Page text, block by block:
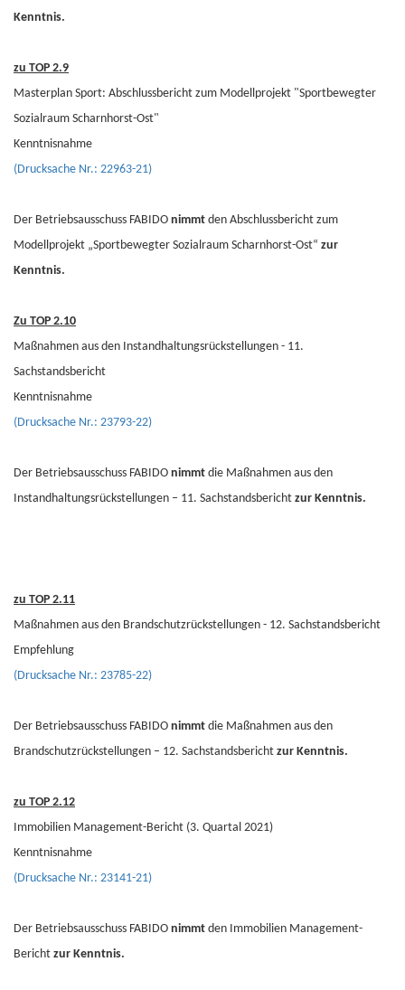
Kenntnis.
zu TOP 2.9
Masterplan Sport: Abschlussbericht zum Modellprojekt "Sportbewegter
Sozialraum Scharnhorst-Ost"
Kenntnisnahme
(Drucksache Nr.: 22963-21)
Der Betriebsausschuss FABIDO nimmt den Abschlussbericht zum
Modellprojekt „Sportbewegter Sozialraum Scharnhorst-Ost“ zur
Kenntnis.
Zu TOP 2.10
Maßnahmen aus den Instandhaltungsrückstellungen - 11.
Sachstandsbericht
Kenntnisnahme
(Drucksache Nr.: 23793-22)
Der Betriebsausschuss FABIDO nimmt die Maßnahmen aus den
Instandhaltungsrückstellungen – 11. Sachstandsbericht zur Kenntnis.
zu TOP 2.11
Maßnahmen aus den Brandschutzrückstellungen - 12. Sachstandsbericht
Empfehlung
(Drucksache Nr.: 23785-22)
Der Betriebsausschuss FABIDO nimmt die Maßnahmen aus den
Brandschutzrückstellungen – 12. Sachstandsbericht zur Kenntnis.
zu TOP 2.12
Immobilien Management-Bericht (3. Quartal 2021)
Kenntnisnahme
(Drucksache Nr.: 23141-21)
Der Betriebsausschuss FABIDO nimmt den Immobilien Management-
Bericht zur Kenntnis.